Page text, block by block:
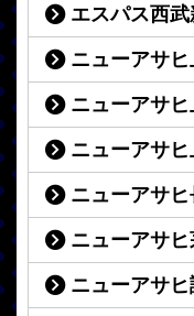
エスパス西
ニューアサ
ニューアサ
ニューアサ
ニューアサ
ニューアサ
ニューアサ